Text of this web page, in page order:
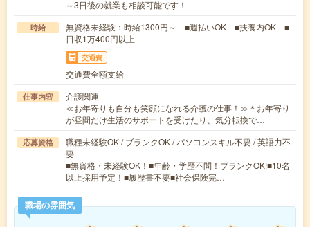
～3日後の就業も相談可能です！
時給
無資格未経験：時給1300円～ ■週払いOK ■扶養内OK ■
日収1万400円以上
交通費
交通費全額支給
仕事内容
介護関連
≪お年寄りも自分も笑顔になれる介護の仕事！≫＊お年寄り
が昼間だけ生活のサポートを受けたり、気分転換で…
応募資格
職種未経験OK / ブランクOK / パソコンスキル不要 / 英語力不
要
■無資格・未経験OK！■年齢・学歴不問！ブランクOK!■10名
以上採用予定！■履歴書不要■社会保険完…
職場の雰囲気